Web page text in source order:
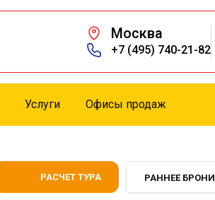
Москва
+7 (495) 740-21-82
Услуги Офисы продаж
РАСЧЕТ ТУРА РАННЕЕ